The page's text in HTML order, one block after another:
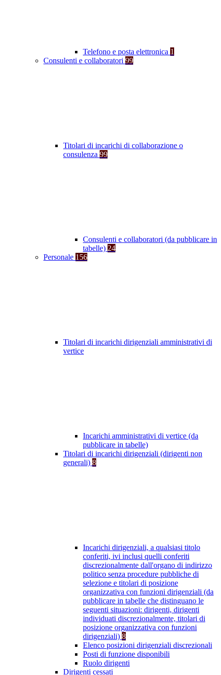
Telefono e posta elettronica 1
Consulenti e collaboratori 99
Titolari di incarichi di collaborazione o
consulenza 99
Consulenti e collaboratori (da pubblicare in
tabelle) 24
Personale 156
Titolari di incarichi dirigenziali amministrativi di
vertice
Incarichi amministrativi di vertice (da
pubblicare in tabelle)
Titolari di incarichi dirigenziali (dirigenti non
generali) 8
Incarichi dirigenziali, a qualsiasi titolo
conferiti, ivi inclusi quelli conferiti
discrezionalmente dall'organo di indirizzo
politico senza procedure pubbliche di
selezione e titolari di posizione
organizzativa con funzioni dirigenziali (da
pubblicare in tabelle che distinguano le
seguenti situazioni: dirigenti, dirigenti
individuati discrezionalmente, titolari di
posizione organizzativa con funzioni
dirigenziali) 8
Elenco posizioni dirigenziali discrezionali
Posti di funzione disponibili
Ruolo dirigenti
Dirigenti cessati